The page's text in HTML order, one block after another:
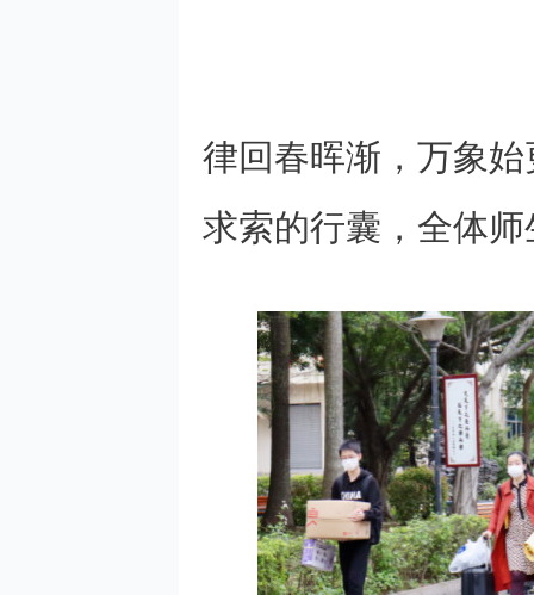
律回春晖渐，万象
求索的行囊，全体